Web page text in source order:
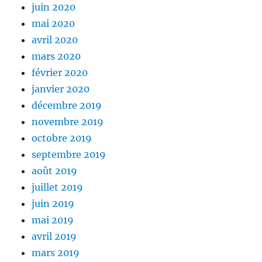
juin 2020
mai 2020
avril 2020
mars 2020
février 2020
janvier 2020
décembre 2019
novembre 2019
octobre 2019
septembre 2019
août 2019
juillet 2019
juin 2019
mai 2019
avril 2019
mars 2019